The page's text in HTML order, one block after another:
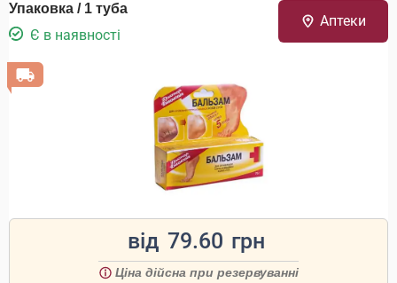
Упаковка / 1 туба
Є в наявності
Аптеки
від 79.60 грн
Ціна дійсна при резервуванні